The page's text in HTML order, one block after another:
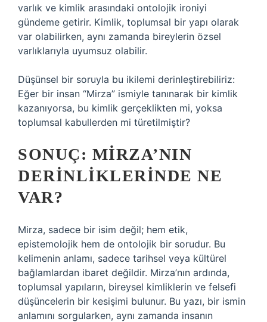
varlık ve kimlik arasındaki ontolojik ironiyi
gündeme getirir. Kimlik, toplumsal bir yapı olarak
var olabilirken, aynı zamanda bireylerin özsel
varlıklarıyla uyumsuz olabilir.
Düşünsel bir soruyla bu ikilemi derinleştirebiliriz:
Eğer bir insan “Mirza” ismiyle tanınarak bir kimlik
kazanıyorsa, bu kimlik gerçeklikten mi, yoksa
toplumsal kabullerden mi türetilmiştir?
SONUÇ: MIRZA’NIN
DERINLIKLERINDE NE
VAR?
Mirza, sadece bir isim değil; hem etik,
epistemolojik hem de ontolojik bir sorudur. Bu
kelimenin anlamı, sadece tarihsel veya kültürel
bağlamlardan ibaret değildir. Mirza’nın ardında,
toplumsal yapıların, bireysel kimliklerin ve felsefi
düşüncelerin bir kesişimi bulunur. Bu yazı, bir ismin
anlamını sorgularken, aynı zamanda insanın